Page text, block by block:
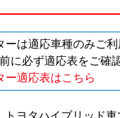
ーは適応車種のみご
に必ず適応表をご確
ー適応表はこちら